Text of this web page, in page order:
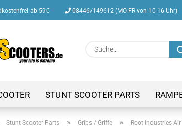
ab 59€ 08446/149612 (MO-FR von 10-16 Uhr)
STUNT SCOOTER PARTS
Stunt Scooter Parts » Grips / Griffe » Root Industries